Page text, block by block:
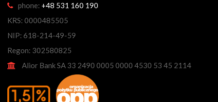
phone: +48 531 160 190
KRS: 0000485505
NIP: 618-214-49-59
Regon: 302580825
Alior Bank SA 33 2490 0005 0000 4530 53 45 2114